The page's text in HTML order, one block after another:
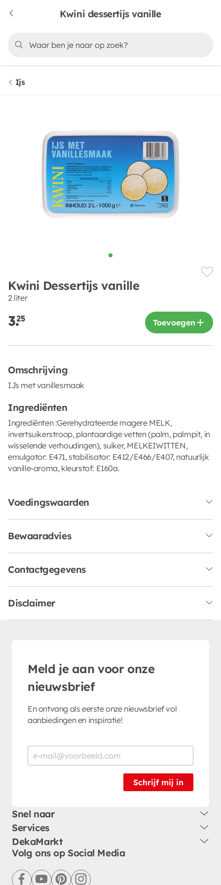
Kwini dessertijs vanille
Ijs
Kwini Dessertijs vanille
2 liter
3.25 Toevoegen
Omschrijving
IJs met vanillesmaak
Ingrediënten
Ingrediënten :Gerehydrateerde magere MELK,
invertsuikerstroop, plantaardige vetten (palm, palmpit, in
wisselende verhoudingen), suiker, MELKEIWITTEN,
emulgator: E471, stabilisator: E412/E466/E407, natuurlijk
vanille-aroma, kleurstof: E160a.
Voedingswaarden
Bewaaradvies
Contactgegevens
Disclaimer
Meld je aan voor onze
nieuwsbrief
En ontvang als eerste onze nieuwsbrief vol
aanbiedingen en inspiratie!
Schrijf mij in
Snel naar
Services
DekaMarkt
Volg ons op Social Media